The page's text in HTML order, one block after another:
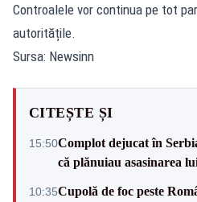
Controalele vor continua pe tot
autoritățile.
Sursa: Newsinn
CITEȘTE ȘI
15:50Complot dejucat în
că plănuiau asasinarea
10:35Cupolă de foc peste